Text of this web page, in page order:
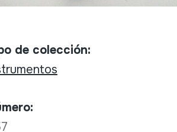
de colección: